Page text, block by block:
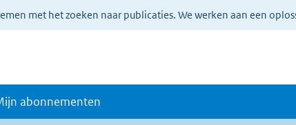
met het zoeken naar publicaties. We werken aan een
abonnementen